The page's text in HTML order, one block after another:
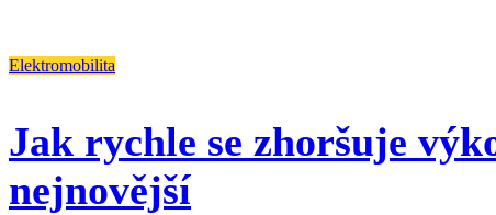
Elektromobilita
Jak rychle se zhoršuje
nejnovější